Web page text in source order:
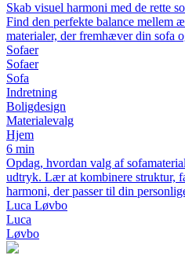
Skab visuel harmoni med de rette
Find den perfekte balance mellem
materialer, der fremhæver din sofa
Sofaer
Sofaer
Sofa
Indretning
Boligdesign
Materialevalg
Hjem
6 min
Opdag, hvordan valg af
udtryk. Lær at kombinere struktur,
harmoni, der passer til din
Luca Løvbo
Luca
Løvbo